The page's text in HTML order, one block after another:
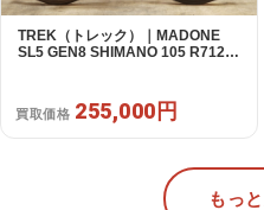
TREK（トレック）｜MADONE
SL5 GEN8 SHIMANO 105 R7120
買取価格 255,000円
もっ